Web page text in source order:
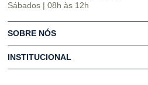
Sábados | 08h às 12h
SOBRE NÓS
INSTITUCIONAL